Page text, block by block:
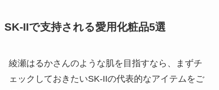
SK-IIで支持される愛用化粧品5選
綾瀬はるかさんのような肌を目指すなら、まずチ
ェックしておきたいSK-IIの代表的なアイテムをご